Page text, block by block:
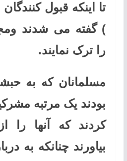
تا اینکه قبول
) گفته می شدند
را ترک نمایند.
مسلمانان که به
بودند یک مرتبه
کردند که آنها را
بیاورند چنانکه به